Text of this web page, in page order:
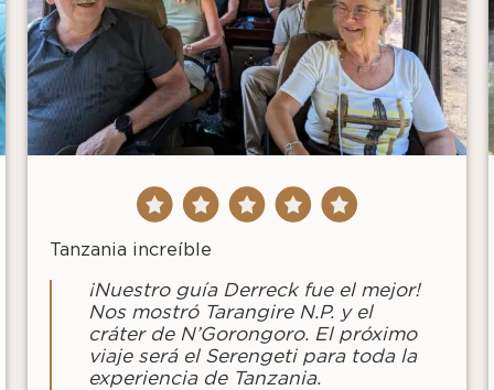
Tanzania increíble
¡Nuestro guía Derreck fue el mejor!
Nos mostró Tarangire N.P. y el
cráter de N’Gorongoro. El próximo
viaje será el Serengeti para toda la
experiencia de Tanzania.